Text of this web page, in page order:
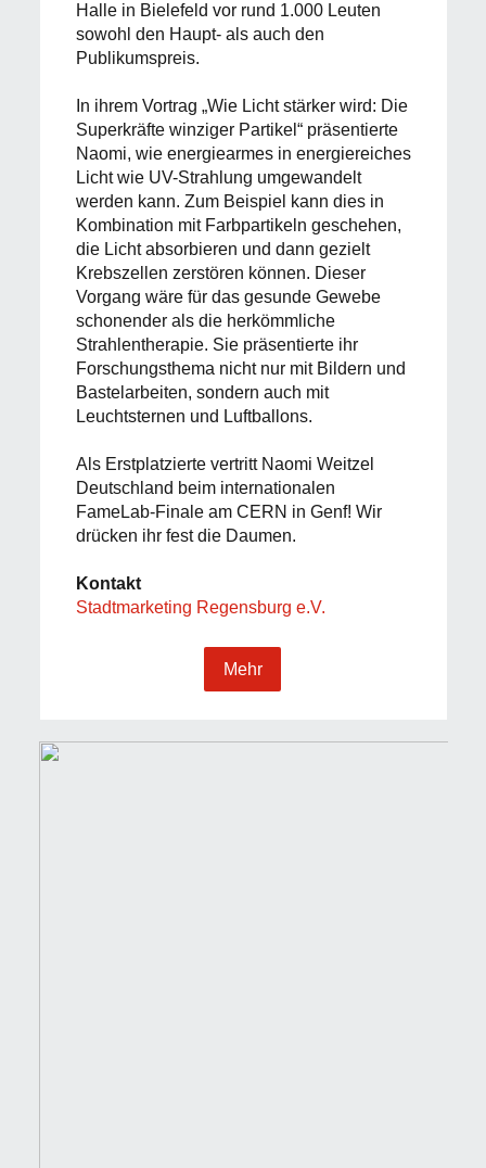
Halle in Bielefeld vor rund 1.000 Leuten
sowohl den Haupt- als auch den
Publikumspreis.
In ihrem Vortrag „Wie Licht stärker wird: Die
Superkräfte winziger Partikel“ präsentierte
Naomi, wie energiearmes in energiereiches
Licht wie UV-Strahlung umgewandelt
werden kann. Zum Beispiel kann dies in
Kombination mit Farbpartikeln geschehen,
die Licht absorbieren und dann gezielt
Krebszellen zerstören können. Dieser
Vorgang wäre für das gesunde Gewebe
schonender als die herkömmliche
Strahlentherapie. Sie präsentierte ihr
Forschungsthema nicht nur mit Bildern und
Bastelarbeiten, sondern auch mit
Leuchtsternen und Luftballons.
Als Erstplatzierte vertritt Naomi Weitzel
Deutschland beim internationalen
FameLab-Finale am CERN in Genf! Wir
drücken ihr fest die Daumen.
Kontakt
Stadtmarketing Regensburg e.V.
Mehr